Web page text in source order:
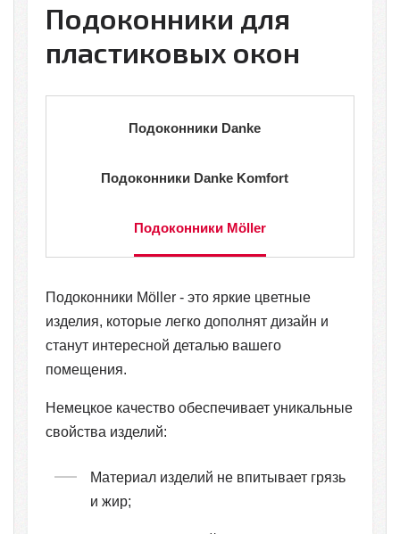
Подоконники для
пластиковых окон
Подоконники Danke
Подоконники Danke Komfort
Подоконники Möller
Подоконники Möller - это яркие цветные
изделия, которые легко дополнят дизайн и
станут интересной деталью вашего
помещения.
Немецкое качество обеспечивает уникальные
свойства изделий:
Материал изделий не впитывает грязь
и жир;